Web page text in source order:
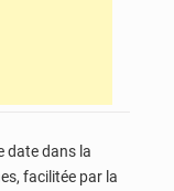
date dans la
facilitée par la